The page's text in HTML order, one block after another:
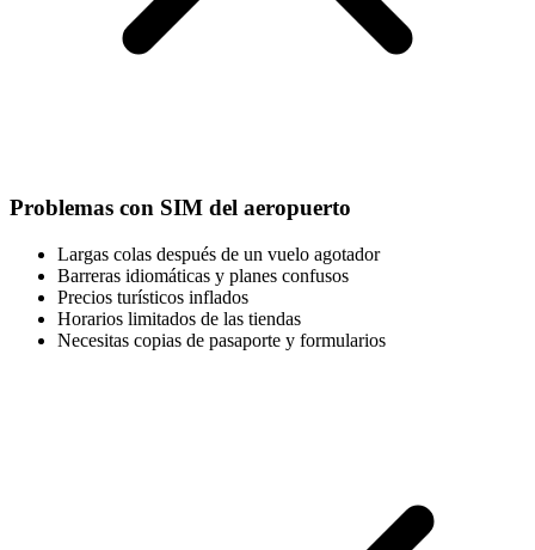
Problemas con SIM del aeropuerto
Largas colas después de un vuelo agotador
Barreras idiomáticas y planes confusos
Precios turísticos inflados
Horarios limitados de las tiendas
Necesitas copias de pasaporte y formularios